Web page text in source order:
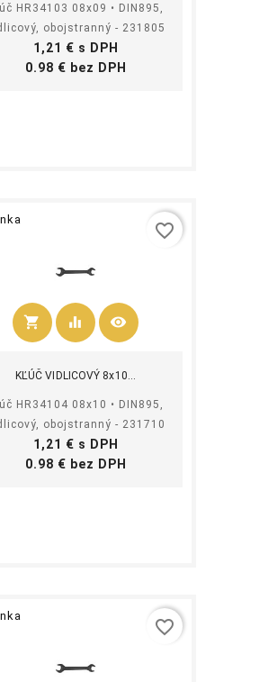
HR34103 08x09 • DIN895,
obojstranný - 231805
Cena
1,21 € s DPH
0.98 € bez DPH
shopping_cart
Kúpiť
equalizer visibility
KĽÚČ VIDLICOVÝ 8x10...
HR34104 08x10 • DIN895,
obojstranný - 231710
Cena
1,21 € s DPH
0.98 € bez DPH
favorite_border
favorite_border